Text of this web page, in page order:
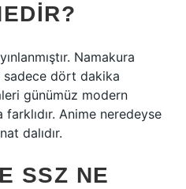
Namakura
sadece dört dakika
günümüz modern
Anime neredeyse
dalıdır.
SSZ NE